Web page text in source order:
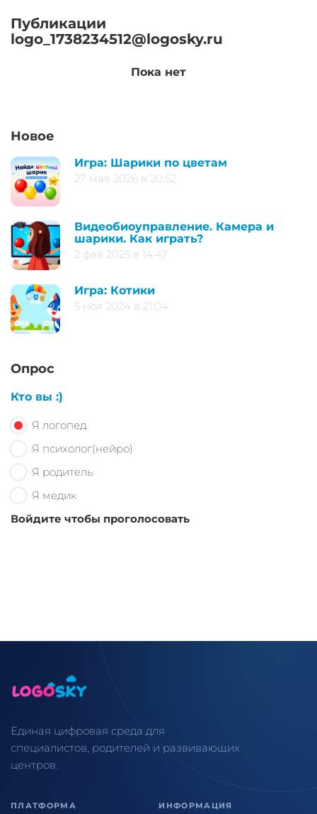
Публикации
logo_1738234512@logosky.ru
Пока нет
Новое
Игра: Шарики по цветам
27 мая 2026 в 20:52
Видеобиоуправление. Камера и
шарики. Как играть?
2 фев 2025 в 14:47
Игра: Котики
5 ноя 2024 в 21:04
Опрос
Кто вы :)
Я логопед
Я психолог(нейро)
Я родитель
Я медик
Войдите чтобы проголосовать
Единая цифровая среда для
специалистов, родителей и развивающих
центров.
ПЛАТФОРМА ИНФОРМАЦИЯ